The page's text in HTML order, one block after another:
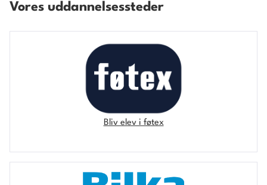
Vores uddannelsessteder
Bliv elev i føtex